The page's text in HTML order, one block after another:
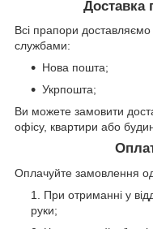
Доставка
Всі прапори
службами:
Нова пошта;
Укрпошта;
Ви можете замовити
офісу, квартири або
Оплачуйте замовлення
При отриманні у
руки;